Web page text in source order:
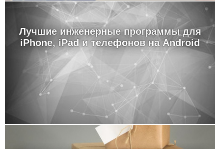
Лучшие инженерные программы для
iPhone, iPad и телефонов на Android